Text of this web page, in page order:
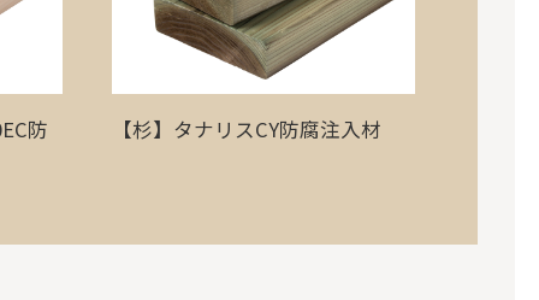
防 【杉】タナリスCY防腐注入材